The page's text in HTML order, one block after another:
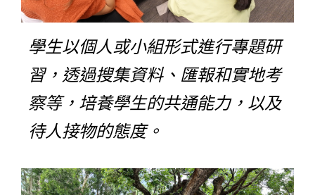
學生以個人或小組形式進行專題研
習，透過搜集資料、匯報和實地考
察等，培養學生的共通能力，以及
待人接物的態度。